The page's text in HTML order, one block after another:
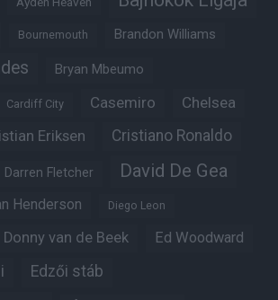
Bournemouth Brandon Williams
Bryan Mbeumo
Cardiff City Casemiro Chelsea
Eriksen Cristiano Ronaldo
Darren Fletcher David De Gea
Henderson Diego Leon
Donny van de Beek Ed Woodward
Edzői stáb